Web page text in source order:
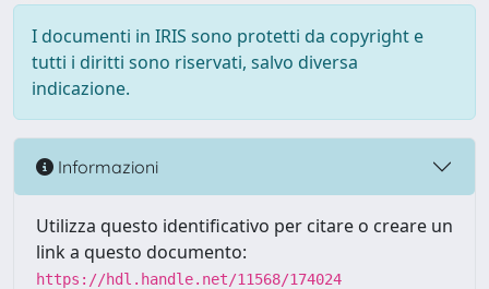
I documenti in IRIS sono protetti da copyright e
tutti i diritti sono riservati, salvo diversa
indicazione.
Informazioni
Utilizza questo identificativo per citare o creare un
link a questo documento:
https://hdl.handle.net/11568/174024